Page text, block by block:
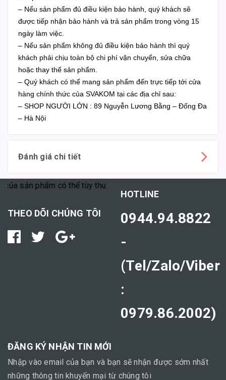
– Nếu sản phẩm đủ điều kiện bảo hành, quý khách sẽ
được tiếp nhận bảo hành và trả sản phẩm trong vòng 15
ngày làm việc.
– Nếu sản phẩm không đủ điều kiện bảo hành thì quý
khách phải chịu toàn bộ chi phí vận chuyển, sửa chữa
hoặc thay thế sản phẩm.
– Quý khách có thể mang sản phẩm đến trực tiếp tới cửa
hàng chính thức của SVAKOM tại các địa chỉ sau:
– SHOP NGƯỜI LỚN : 89 Nguyễn Lương Bằng – Đống Đa
– Hà Nội
Đánh giá chi tiết
phẩm có thể tùy thuộc vào cơ địa mỗi người."
THEO DÕI CHÚNG TÔI
HOTLINE
0944.94.8822
-
(Tel/Zalo/Viber
:
0979.86.2002)
ĐĂNG KÝ NHẬN TIN MỚI
Nhập vào email của bạn và bạn sẽ nhận được sớm nhất
những thông tin khuyến mại từ chúng tôi